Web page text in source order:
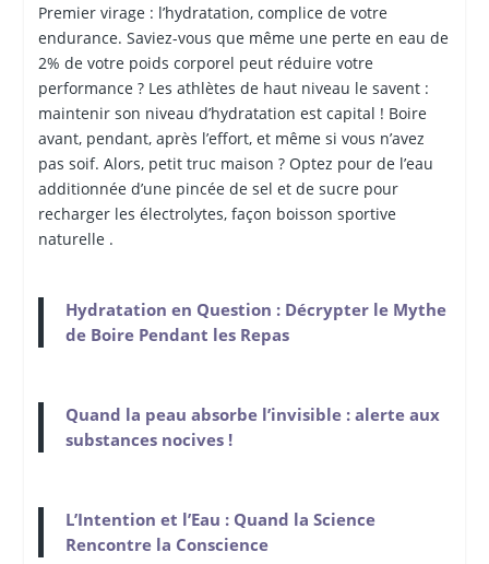
Premier virage : l’hydratation, complice de votre
endurance. Saviez-vous que même une perte en eau de
2% de votre poids corporel peut réduire votre
performance ? Les athlètes de haut niveau le savent :
maintenir son niveau d’hydratation est capital ! Boire
avant, pendant, après l’effort, et même si vous n’avez
pas soif. Alors, petit truc maison ? Optez pour de l’eau
additionnée d’une pincée de sel et de sucre pour
recharger les électrolytes, façon boisson sportive
naturelle .
Hydratation en Question : Décrypter le Mythe
de Boire Pendant les Repas
Quand la peau absorbe l’invisible : alerte aux
substances nocives !
L’Intention et l’Eau : Quand la Science
Rencontre la Conscience